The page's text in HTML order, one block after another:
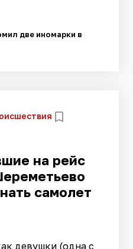
две иномарки в
на рейс
самолет
девушки (одна с